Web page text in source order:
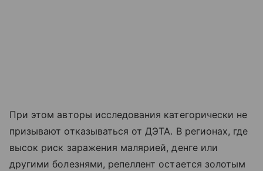
При этом авторы исследования категорически не
призывают отказываться от ДЭТА. В регионах, где
высок риск заражения малярией, денге или
другими болезнями, репеллент остается золотым